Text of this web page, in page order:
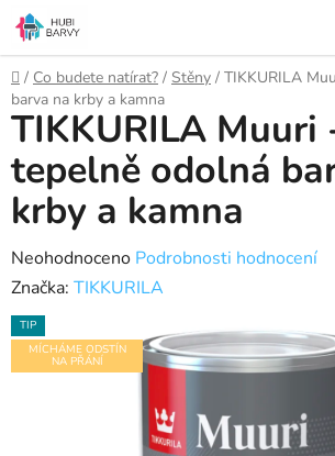
Přejít
na
obsah
Domů
/ Co budete natírat? / Stěny / TIKKURILA
barva na krby a kamna
TIKKURILA Muuri
tepelně odolná
krby a kamna
Průměrné
hodnocení
produktu
je
0,0
Neohodnoceno Podrobnosti hodnocení
Značka: TIKKURILA
TIP
MÍCHÁME ODSTÍN
NA PŘÁNÍ